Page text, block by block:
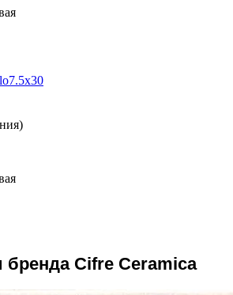
бренда Cifre Ceramica